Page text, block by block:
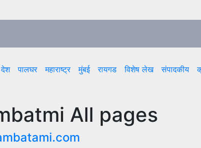
देश पालघर महाराष्ट्र मुंबई रायगड विशेष लेख संपादकीय
All pages